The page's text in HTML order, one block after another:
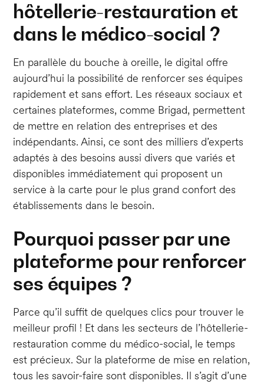
hôtellerie-restauration et
dans le médico-social ?
En parallèle du bouche à oreille, le digital offre
aujourd’hui la possibilité de renforcer ses équipes
rapidement et sans effort. Les réseaux sociaux et
certaines plateformes, comme Brigad, permettent
de mettre en relation des entreprises et des
indépendants. Ainsi, ce sont des milliers d’experts
adaptés à des besoins aussi divers que variés et
disponibles immédiatement qui proposent un
service à la carte pour le plus grand confort des
établissements dans le besoin.
Pourquoi passer par une
plateforme pour renforcer
ses équipes ?
Parce qu’il suffit de quelques clics pour trouver le
meilleur profil ! Et dans les secteurs de l’hôtellerie-
restauration comme du médico-social, le temps
est précieux. Sur la plateforme de mise en relation,
tous les savoir-faire sont disponibles. Il s’agit d’une